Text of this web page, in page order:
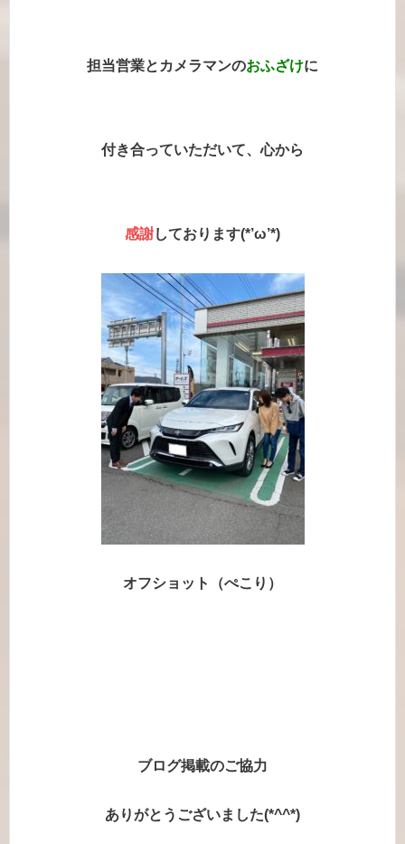
担当営業とカメラマンのおふざけに
付き合っていただいて、心から
感謝しております(*’ω’*)
オフショット（ぺこり）
ブログ掲載のご協力
ありがとうございました(*^^*)